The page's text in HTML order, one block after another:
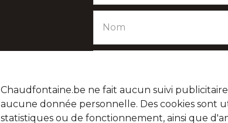
Chaudfontaine.be ne fait aucun suivi
aucune donnée personnelle. Des cookies sont
statistiques ou de fonctionnement, ainsi que